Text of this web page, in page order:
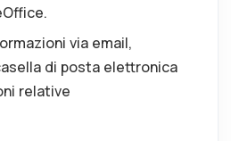
via email,
di posta elettronica
relative